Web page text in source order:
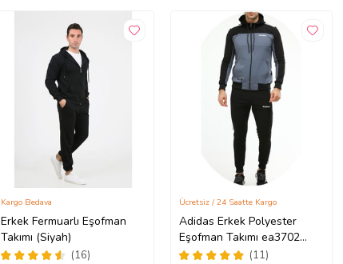
Erkek Fermuarlı Eşofman
Takımı (Siyah)
(16)
Kargo Bedava
Adidas Erkek Polyester
Eşofman Takımı ea3702
(Siyah)
(11)
Ücretsiz / 24 Saatte Kargo